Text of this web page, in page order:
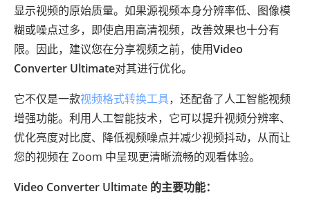
显示视频的原始质量。如果源视频本身分辨率低、图像模
糊或噪点过多，即使启用高清视频，改善效果也十分有
限。因此，建议您在分享视频之前，使用Video
Converter Ultimate对其进行优化。
它不仅是一款视频格式转换工具，还配备了人工智能视频
增强功能。利用人工智能技术，它可以提升视频分辨率、
优化亮度对比度、降低视频噪点并减少视频抖动，从而让
您的视频在 Zoom 中呈现更清晰流畅的观看体验。
Video Converter Ultimate 的主要功能：